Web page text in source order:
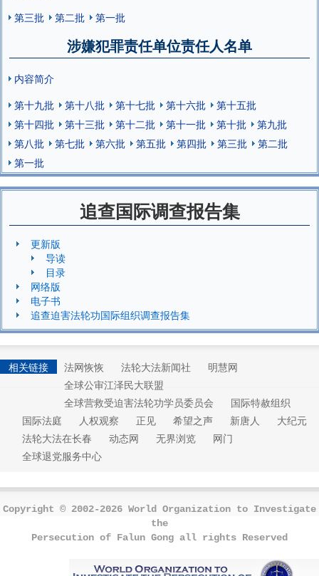
第三批
第二批 第一批
涉嫌犯罪责任单位责任人名单
内容简介
第十九批
第十八批 第十七批 第十六批
第十五批
第十四批
第十三批 第十二批 第十一批 第十批
第九批
第八批
第七批 第六批 第五批 第四批 第三批
第二批
第一批
追查国际调查报告集
更新版
导读
目录
网络版
电子书
追查迫害法轮功国际组织调查报告集
相关链接 法网恢恢 法轮大法新闻社
明慧网
全球公审江泽民大联盟
全球营救受迫害法轮功学员委员会
国际特赦组织
国际法庭
人权观察 正见 希望之声 新唐人
大纪元
法轮大法在长春
动态网 无界浏览
网门
全球退党服务中心
Copyright © 2002-2026 World Organization to Investigate
the
Persecution of Falun Gong all rights Reserved